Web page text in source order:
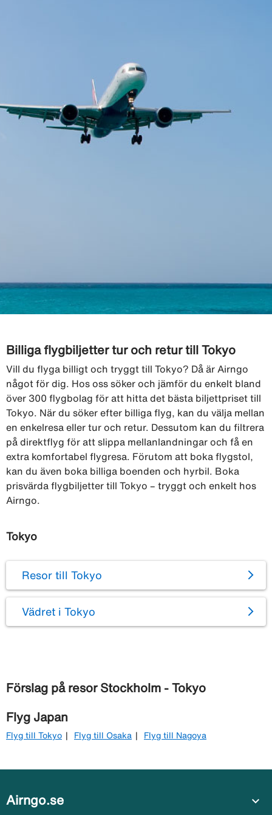
Billiga flygbiljetter tur och retur till Tokyo
Vill du flyga billigt och tryggt till Tokyo? Då är Airngo
något för dig. Hos oss söker och jämför du enkelt bland
över 300 flygbolag för att hitta det bästa biljettpriset till
Tokyo. När du söker efter billiga flyg, kan du välja mellan
en enkelresa eller tur och retur. Dessutom kan du filtrera
på direktflyg för att slippa mellanlandningar och få en
extra komfortabel flygresa. Förutom att boka flygstol,
kan du även boka billiga boenden och hyrbil. Boka
prisvärda flygbiljetter till Tokyo – tryggt och enkelt hos
Airngo.
Tokyo
Resor till Tokyo
Vädret i Tokyo
Förslag på resor Stockholm - Tokyo
Flyg Japan
Flyg till Tokyo Flyg till Osaka Flyg till Nagoya
Airngo.se expand_more